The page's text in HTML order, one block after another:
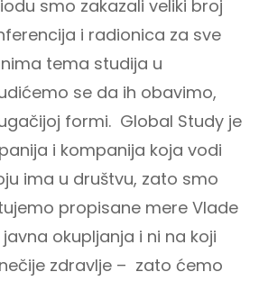
smo zakazali veliki broj
i radionica za sve
tema studija u
se da ih obavimo,
formi. Global Study je
i kompanija koja vodi
ima u društvu, zato smo
propisane mere Vlade
okupljanja i ni na koji
zdravlje – zato ćemo